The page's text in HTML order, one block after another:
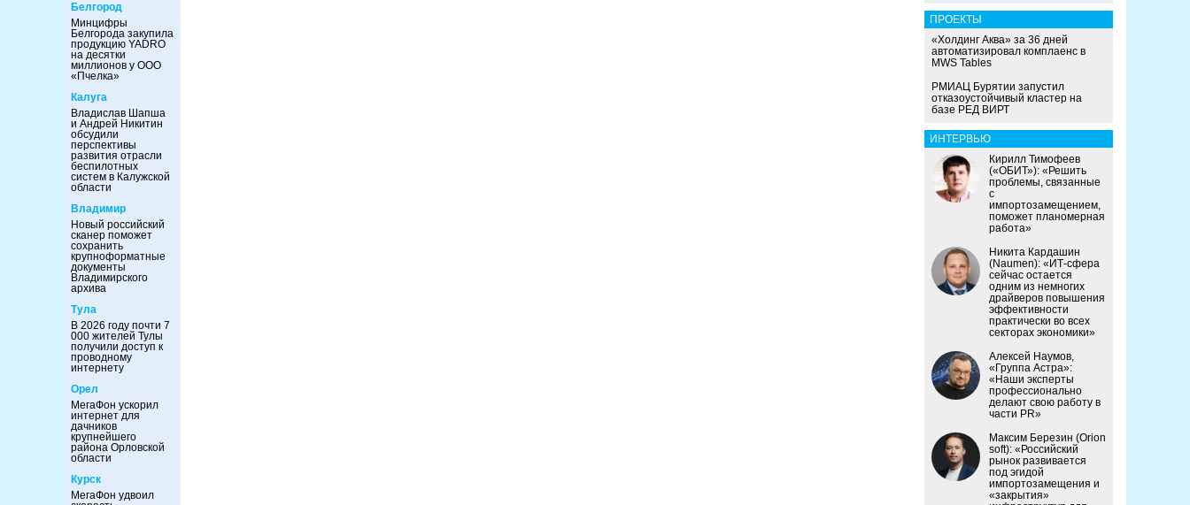
Белгород
Минцифры
Белгорода закупила
продукцию YADRO
на десятки
миллионов у ООО
«Пчелка»
Калуга
Владислав Шапша
и Андрей Никитин
обсудили
перспективы
развития отрасли
беспилотных
систем в Калужской
области
Владимир
Новый российский
сканер поможет
сохранить
крупноформатные
документы
Владимирского
архива
Тула
В 2026 году почти 7
000 жителей Тулы
получили доступ к
проводному
интернету
Орел
МегаФон ускорил
интернет для
дачников
крупнейшего
района Орловской
области
Курск
МегаФон удвоил
ПРОЕКТЫ
«Холдинг Аква» за 36 дней
автоматизировал комплаенс в
MWS Tables
РМИАЦ Бурятии запустил
отказоустойчивый кластер на
базе РЕД ВИРТ
ИНТЕРВЬЮ
Кирилл Тимофеев
(«ОБИТ»): «Решить
проблемы, связанные
с
импортозамещением,
поможет планомерная
работа»
Никита Кардашин
(Naumen): «ИТ-сфера
сейчас остается
одним из немногих
драйверов повышения
эффективности
практически во всех
секторах экономики»
Алексей Наумов,
«Группа Астра»:
«Наши эксперты
профессионально
делают свою работу в
части PR»
Максим Березин (Orion
soft): «Российский
рынок развивается
под эгидой
импортозамещения и
«закрытия»